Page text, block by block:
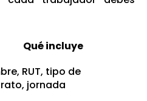
Qué incluye
RUT, tipo de
jornada